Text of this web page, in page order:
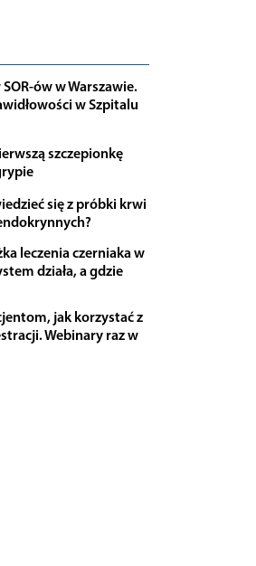
ów w Warszawie.
w Szpitalu
szczepionkę
się z próbki krwi
leczenia czerniaka w
działa, a gdzie
jak korzystać z
Webinary raz w